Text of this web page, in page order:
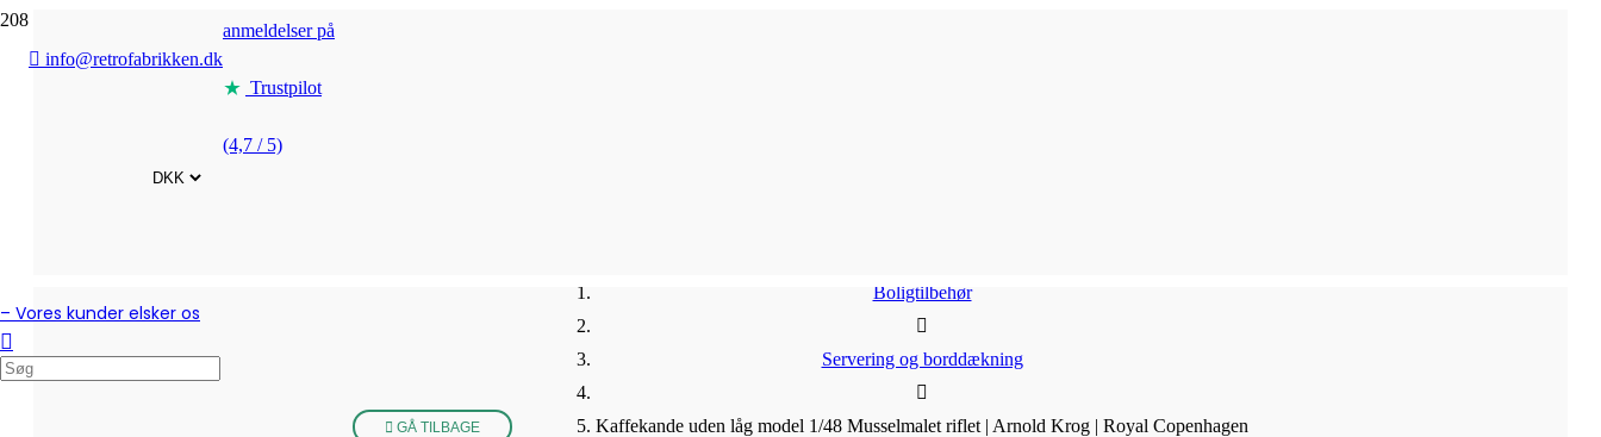
info@retrofabrikken.dk
anmeldelser på
Trustpilot
(4,7 / 5)
– Vores kunder elsker os
GÅ TILBAGE
Boligtilbehør
Servering og borddækning
Kaffekande uden låg model 1/48 Musselmalet riflet | Arnold Krog | Royal Copenhagen